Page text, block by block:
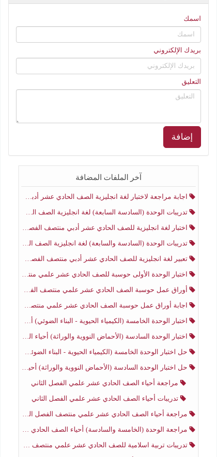
اسمك
بريدك الإلكتروني
التعليق
إضافة
آخر الملفات المضافة
اجابة مراجعة لاختبار لغة انجليزية الصف الحادي عشر أدبي منتصف الفصل الثاني
تدريبات الوحدة (السادسة السابعة) لغة انجليزية الصف الحادي عشر أدبي منتصف الفصل الثاني
اختبار لغة انجليزية للصف الحادي عشر أدبي منتصف الفصل الثاني
تدريبات الوحدة (السادسة والسابعة) لغة انجليزية الصف الحادي عشر أدبي الفصل الثاني
تعبير لغة انجليزية للصف الحادي عشر أدبي منتصف الفصل الثاني
اختبار الوحدة الأولى حوسبة للصف الحادي عشر علمي منتصف الفصل الثاني
أوراق عمل حوسبة الصف الحادي عشر علمي منتصف الفصل الثاني
اجابة أوراق عمل حوسبة الصف الحادي عشر علمي منتصف الفصل الثاني
اختبار الوحدة الخامسة (الكيمياء الحيوية - البناء الضوئي) أحياء الصف الحادي عشر علمي الفصل الثاني
اختبار الوحدة السادسة (الأحماض النووية والوراثة) أحياء الصف الحادي عشر علمي منتصف الفصل الثاني
حل اختبار الوحدة الخامسة (الكيمياء الحيوية - البناء الضوئي) أحياء الصف الحادي عشر علمي الفصل الثاني
حل اختبار الوحدة السادسة (الأحماض النووية والوراثة) أحياء الصف الحادي عشر علمي منتصف الفصل الثاني
مراجعة أحياء الصف الحادي عشر علمي الفصل الثاني
تدريبات أحياء الصف الحادي عشر علمي الفصل الثاني
مراجعة أحياء الصف الحادي عشر علمي منتصف الفصل الثاني
مراجعة الوحدة (الخامسة والسادسة) أحياء الصف الحادي عشر علمي منتصف الفصل الثاني
تدريبات تربية اسلامية للصف الحادي عشر علمي منتصف الفصل الثاني